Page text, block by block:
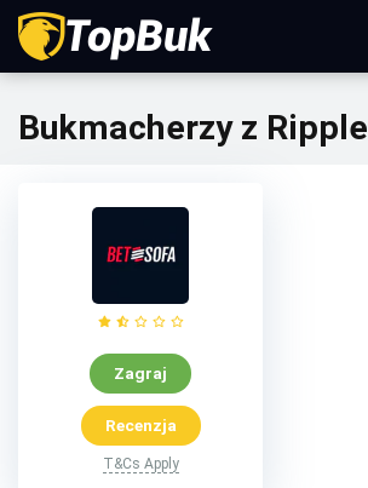
Bukmacherzy z Ripple
Zagraj
Recenzja
T&Cs Apply